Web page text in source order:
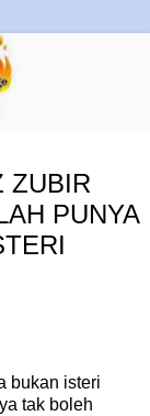
ZUBIR
PUNYA
bukan isteri
tak boleh